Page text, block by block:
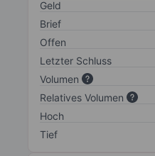
Geld
Brief
Offen
Letzter Schluss
Volumen
Relatives Volumen
Hoch
Tief